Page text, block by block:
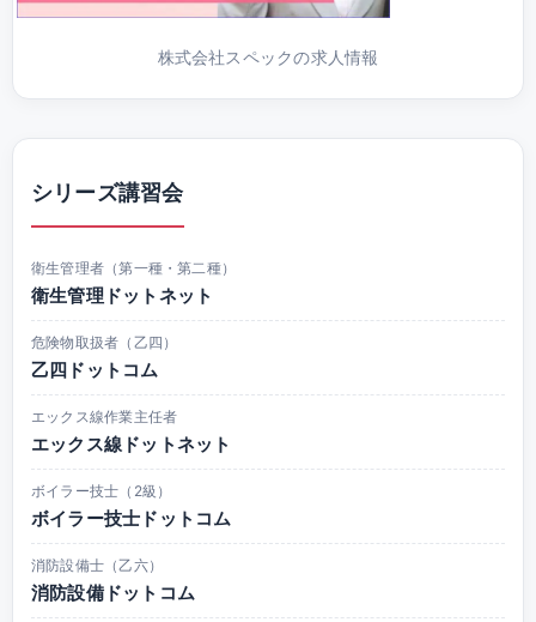
株式会社スペックの求人情報
シリーズ講習会
衛生管理者（第一種・第二種）
衛生管理ドットネット
危険物取扱者（乙四）
乙四ドットコム
エックス線作業主任者
エックス線ドットネット
ボイラー技士（2級）
ボイラー技士ドットコム
消防設備士（乙六）
消防設備ドットコム